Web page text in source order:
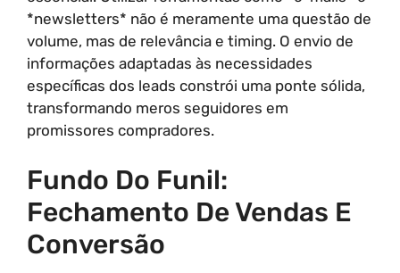
*newsletters* não é meramente uma questão de
volume, mas de relevância e timing. O envio de
informações adaptadas às necessidades
específicas dos leads constrói uma ponte sólida,
transformando meros seguidores em
promissores compradores.
Fundo Do Funil:
Fechamento De Vendas E
Conversão